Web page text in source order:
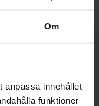
Om
anpassa innehållet
funktioner